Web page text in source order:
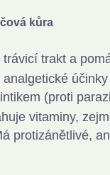
kůra
trakt a
(proti
vitaminy,
protizánětlivé,